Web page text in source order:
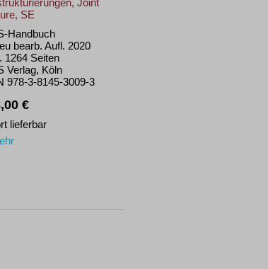
Joint
SE
Handbuch
bearb. Aufl. 2020
1264 Seiten
Verlag, Köln
978-3-8145-3009-3
€
lieferbar